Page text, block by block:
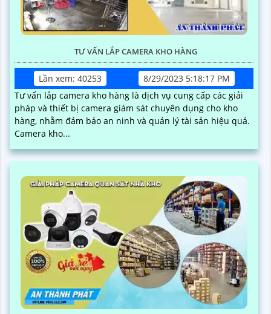
TƯ VẤN LẮP CAMERA KHO HÀNG
Lần xem: 40253
8/29/2023 5:18:17 PM
Tư vấn lắp camera kho hàng là dịch vụ cung cấp các giải
pháp và thiết bị camera giám sát chuyên dụng cho kho
hàng, nhằm đảm bảo an ninh và quản lý tài sản hiệu quả.
Camera kho...